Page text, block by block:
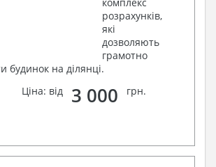
розрахунків,
які
дозволяють
грамотно
будинок на ділянці.
Ціна: від
3 000 грн.